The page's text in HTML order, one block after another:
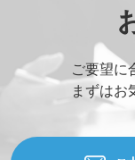
ご要望に
まずはお